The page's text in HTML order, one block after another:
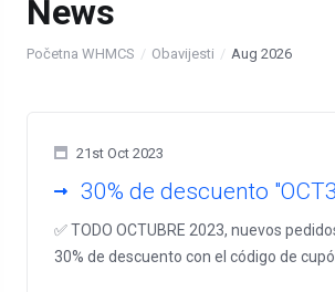
News
Početna WHMCS Obavijesti Aug 2026
21st Oct 2023
30% de descuento
✅ TODO OCTUBRE 2023, nuevos
30% de descuento con el código de